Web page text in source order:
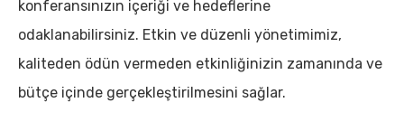
konferansınızın içeriği ve hedeflerine
odaklanabilirsiniz. Etkin ve düzenli yönetimimiz,
kaliteden ödün vermeden etkinliğinizin zamanında ve
bütçe içinde gerçekleştirilmesini sağlar.